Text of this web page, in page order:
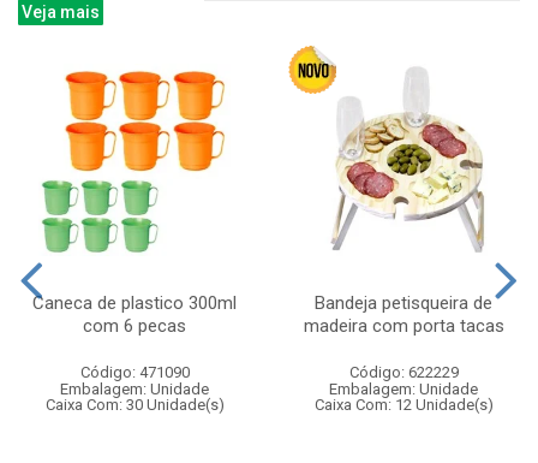
Veja mais
Caneca de plastico 300ml
com 6 pecas
Código: 471090
Embalagem: Unidade
Caixa Com: 30 Unidade(s)
Bandeja petisqueira de
madeira com porta tacas
Código: 622229
Embalagem: Unidade
Caixa Com: 12 Unidade(s)